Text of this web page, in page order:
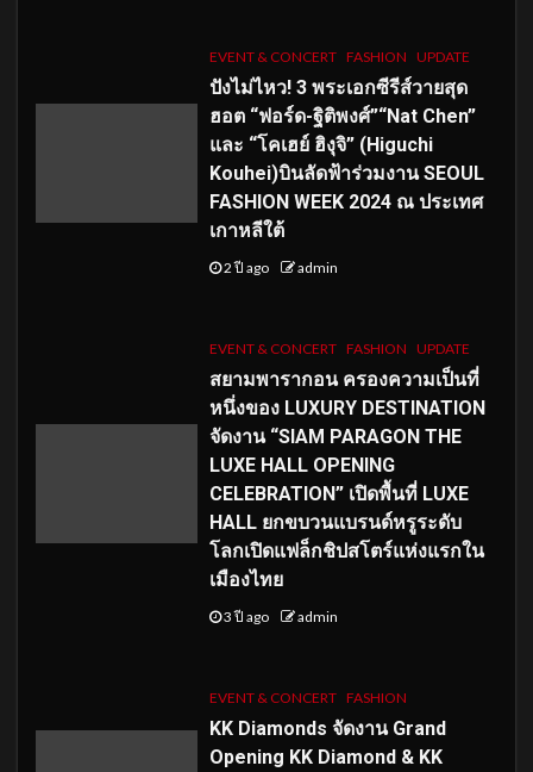
EVENT & CONCERT FASHION UPDATE
ปังไม่ไหว! 3 พระเอกซีรีส์วายสุด
ฮอต “ฟอร์ด-ฐิติพงศ์”“Nat Chen”
และ “โคเฮย์ ฮิงุจิ” (Higuchi
Kouhei)บินลัดฟ้าร่วมงาน SEOUL
FASHION WEEK 2024 ณ ประเทศ
เกาหลีใต้
2 ปี ago admin
EVENT & CONCERT FASHION UPDATE
สยามพารากอน ครองความเป็นที่
หนึ่งของ LUXURY DESTINATION
จัดงาน “SIAM PARAGON THE
LUXE HALL OPENING
CELEBRATION” เปิดพื้นที่ LUXE
HALL ยกขบวนแบรนด์หรูระดับ
โลกเปิดแฟล็กชิปสโตร์แห่งแรกใน
เมืองไทย
3 ปี ago admin
EVENT & CONCERT FASHION
KK Diamonds จัดงาน Grand
Opening KK Diamond & KK